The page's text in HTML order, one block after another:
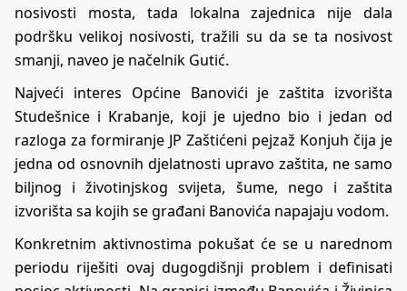
nosivosti mosta, tada lokalna zajednica nije dala
podršku velikoj nosivosti, tražili su da se ta nosivost
smanji, naveo je načelnik Gutić.
Najveći interes Općine Banovići je zaštita izvorišta
Studešnice i Krabanje, koji je ujedno bio i jedan od
razloga za formiranje JP Zaštićeni pejzaž Konjuh čija je
jedna od osnovnih djelatnosti upravo zaštita, ne samo
biljnog i životinjskog svijeta, šume, nego i zaštita
izvorišta sa kojih se građani Banovića napajaju vodom.
Konkretnim aktivnostima pokušat će se u narednom
periodu riješiti ovaj dugogdišnji problem i definisati